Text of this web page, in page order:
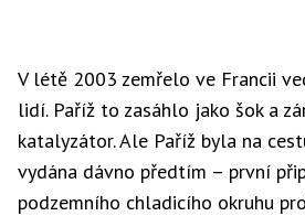
V létě 2003 zemřelo ve Francii
lidí. Paříž to zasáhlo jako šok a
katalyzátor. Ale Paříž byla na
vydána dávno předtím – první
podzemního chladicího okruhu